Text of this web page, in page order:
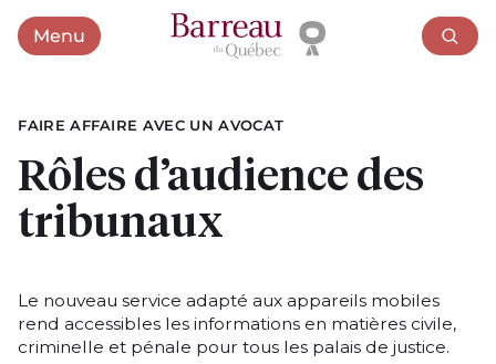
MenuOuvrir le menu
FAIRE AFFAIRE AVEC UN AVOCAT
Rôles d’audience des
tribunaux
Le nouveau service adapté aux appareils mobiles
rend accessibles les informations en matières civile,
criminelle et pénale pour tous les palais de justice.